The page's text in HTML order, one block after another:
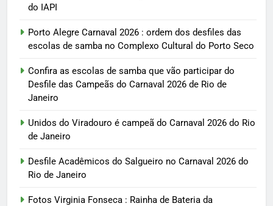
do IAPI
Porto Alegre Carnaval 2026 : ordem dos desfiles das
escolas de samba no Complexo Cultural do Porto Seco
Confira as escolas de samba que vão participar do
Desfile das Campeãs do Carnaval 2026 de Rio de
Janeiro
Unidos do Viradouro é campeã do Carnaval 2026 do Rio
de Janeiro
Desfile Acadêmicos do Salgueiro no Carnaval 2026 do
Rio de Janeiro
Fotos Virginia Fonseca : Rainha de Bateria da